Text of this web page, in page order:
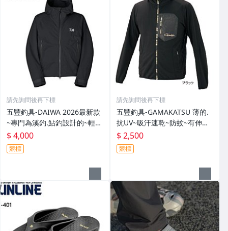
請先詢問後再下標
五豐釣具-DAIWA 2026最新款
~專門為溪釣.鮎釣設計的~輕
便.薄的短版防水雨衣DR-3926J
外套特價4000元
$ 4,000
競標
請先詢問後再下標
五豐釣具-GAMAKATSU 薄的.
抗UV~吸汗速乾~防蚊~有伸縮
彈性付帽防曬外套 GM-3547
特價2000元
$ 2,500
競標